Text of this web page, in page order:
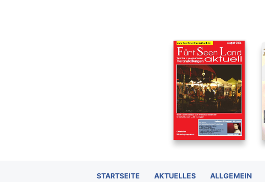
STARTSEITE AKTUELLES ALLGEMEIN